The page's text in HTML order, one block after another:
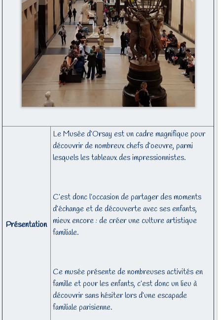
Présentation
Le Musée d’Orsay est un cadre magnifique pour
découvrir de nombreux chefs d’oeuvre, parmi
lesquels les tableaux des impressionnistes.
C’est donc l’occasion de partager des moments
d’échange et de découverte avec ses enfants,
mieux encore : de créer une culture artistique
familiale.
Ce musée présente de nombreuses activités en
famille et pour les enfants, c’est donc un lieu à
découvrir sans hésiter lors d’une escapade
familiale parisienne.